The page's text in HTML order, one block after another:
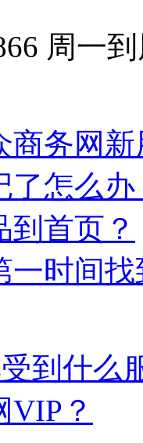
周一
商务网
了怎么办
到首页？
一时间
到什么
VIP？